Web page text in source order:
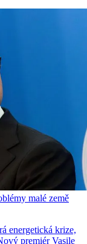
malé země
energetická krize,
premiér Vasile